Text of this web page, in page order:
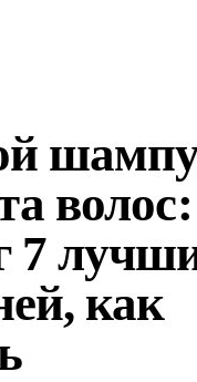
волос:
7
как